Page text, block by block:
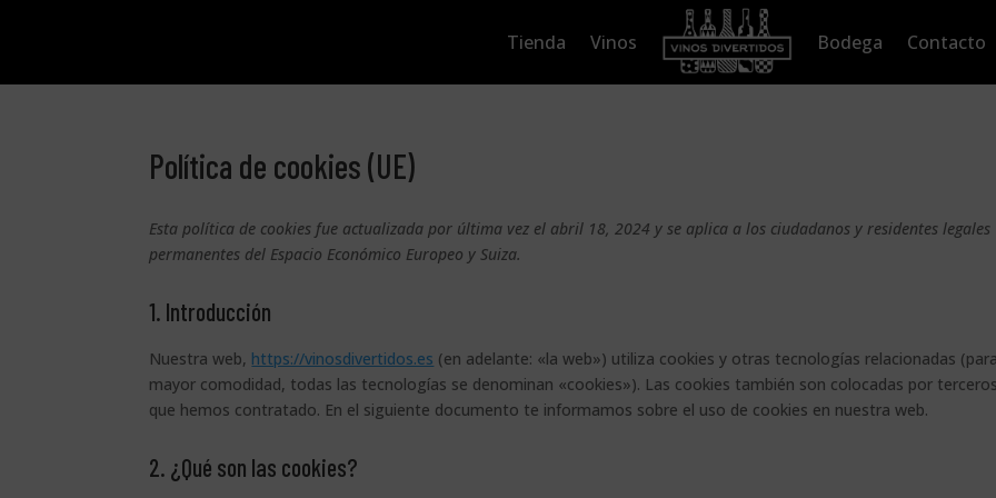
Tienda Vinos Bodega Contacto
Política de cookies (UE)
Esta política de cookies fue actualizada por última vez el abril 18, 2024 y se aplica a los ciudadanos y residentes legales
permanentes del Espacio Económico Europeo y Suiza.
1. Introducción
Nuestra web, https://vinosdivertidos.es (en adelante: «la web») utiliza cookies y otras tecnologías relacionadas (para
mayor comodidad, todas las tecnologías se denominan «cookies»). Las cookies también son colocadas por
que hemos contratado. En el siguiente documento te informamos sobre el uso de cookies en nuestra web.
2. ¿Qué son las cookies?